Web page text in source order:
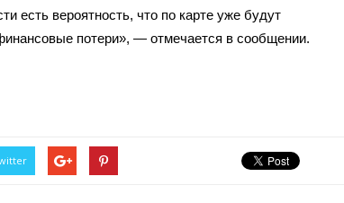
есть вероятность, что по карте уже будут
потери», — отмечается в сообщении.